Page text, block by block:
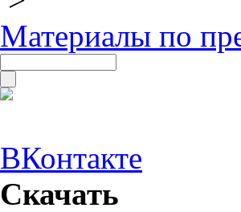
Материалы по
ВКонтакте
Скачать